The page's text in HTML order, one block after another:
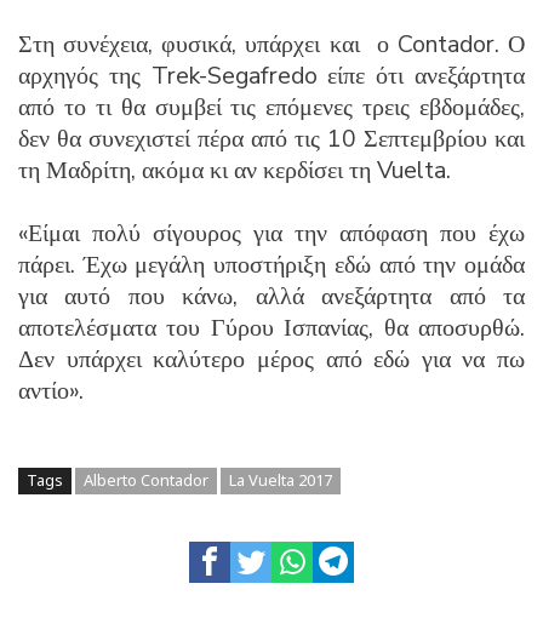
Στη συνέχεια, φυσικά, υπάρχει και ο Contador. Ο
αρχηγός της Trek-Segafredo είπε ότι ανεξάρτητα
από το τι θα συμβεί τις επόμενες τρεις εβδομάδες,
δεν θα συνεχιστεί πέρα από τις 10 Σεπτεμβρίου και
τη Μαδρίτη, ακόμα κι αν κερδίσει τη Vuelta.
«Είμαι πολύ σίγουρος για την απόφαση που έχω
πάρει. Έχω μεγάλη υποστήριξη εδώ από την ομάδα
για αυτό που κάνω, αλλά ανεξάρτητα από τα
αποτελέσματα του Γύρου Ισπανίας, θα αποσυρθώ.
Δεν υπάρχει καλύτερο μέρος από εδώ για να πω
αντίο».
Tags Alberto Contador La Vuelta 2017